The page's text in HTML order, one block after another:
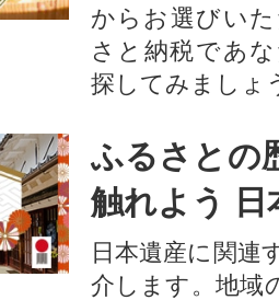
からお選びい
さと納税であ
探してみましょ
ふるさとの
触れよう 日
日本遺産に関連
介します。地域